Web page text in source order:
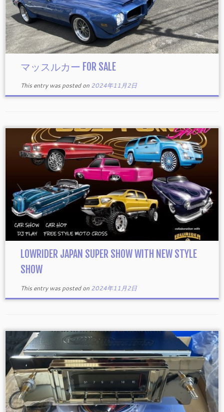
マッスルカー FOR SALE
This entry was posted on 2024年11月2日
LOWRIDER JAPAN SUPER SHOW WITH NEW STYLE
SHOW
This entry was posted on 2024年11月2日